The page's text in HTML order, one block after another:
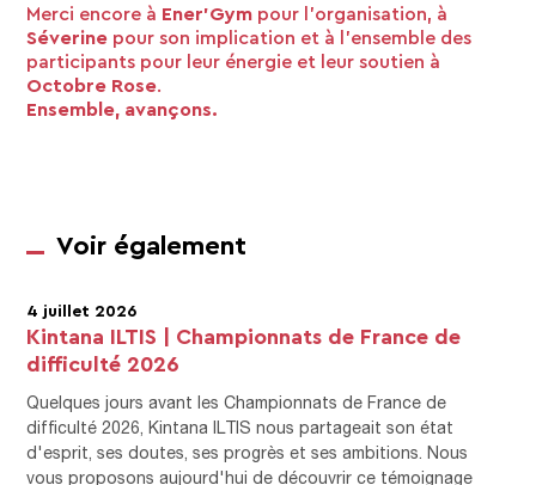
Merci encore à Ener’Gym pour l’organisation, à
Séverine pour son implication et à l’ensemble des
participants pour leur énergie et leur soutien à
Octobre Rose.
Ensemble, avançons.
Voir également
4 juillet 2026
Kintana ILTIS | Championnats de France de
difficulté 2026
Quelques jours avant les Championnats de France de
difficulté 2026, Kintana ILTIS nous partageait son état
d'esprit, ses doutes, ses progrès et ses ambitions. Nous
vous proposons aujourd'hui de découvrir ce témoignage